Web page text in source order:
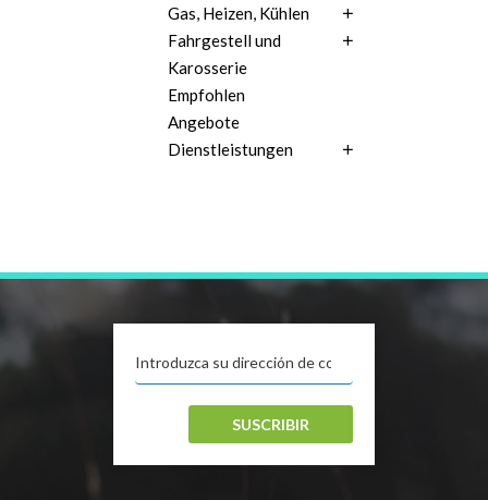
Gas, Heizen, Kühlen
Fahrgestell und
Karosserie
Empfohlen
Angebote
Dienstleistungen
SUSCRIBIR